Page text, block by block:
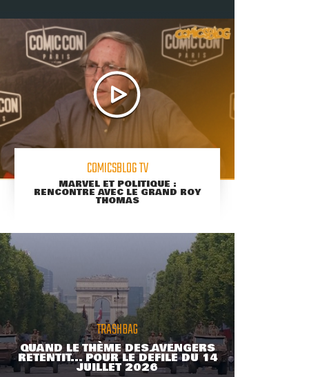
COMICSBLOG TV
MARVEL ET POLITIQUE :
RENCONTRE AVEC LE GRAND ROY
THOMAS
TRASHBAG
QUAND LE THÈME DES AVENGERS
RETENTIT... POUR LE DÉFILÉ DU 14
JUILLET 2026